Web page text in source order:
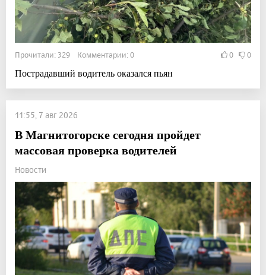
Прочитали: 329 Комментарии: 0 0 0
Пострадавший водитель оказался пьян
11:55, 7 авг 2026
В Магнитогорске сегодня пройдет
массовая проверка водителей
Новости